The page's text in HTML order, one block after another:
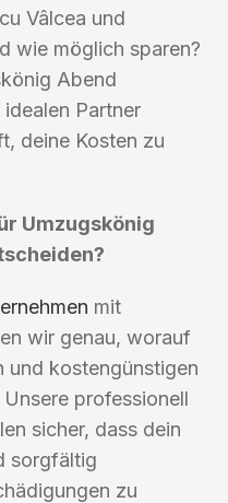
Vâlcea und
wie möglich sparen?
Abend
Partner
deine Kosten zu
Umzugskönig
mit
wir genau, worauf
und kostengünstigen
professionell
sicher, dass dein
sorgfältig
zu